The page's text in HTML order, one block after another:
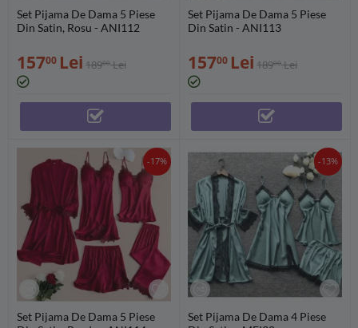
Set Pijama De Dama 5 Piese
Din Satin, Rosu - ANI112
15700 Lei 18900 Lei
Set Pijama De Dama 5 Piese
Din Satin - ANI113
15700 Lei 18900 Lei
-17%
Set Pijama De Dama 5 Piese
-13%
Set Pijama De Dama 4 Piese